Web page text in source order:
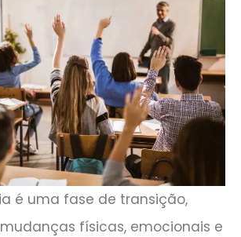
é uma fase de transição,
físicas, emocionais e